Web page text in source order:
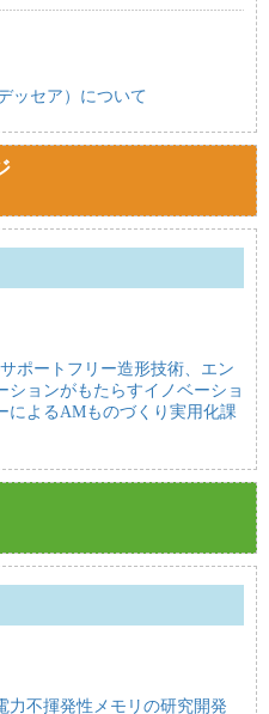
ッセア）について
ポートフリー造形技術、エン
ションがもたらすイノベーショ
によるAMものづくり実用化課
力不揮発性メモリの研究開発